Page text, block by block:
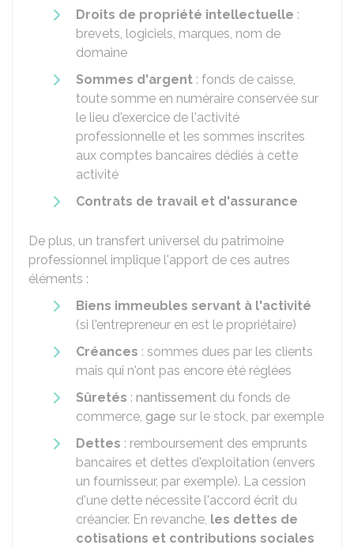
Droits de propriété intellectuelle :
brevets, logiciels, marques, nom de
domaine
Sommes d'argent : fonds de caisse,
toute somme en numéraire conservée sur
le lieu d'exercice de l'activité
professionnelle et les sommes inscrites
aux comptes bancaires dédiés à cette
activité
Contrats de travail et d'assurance
De plus, un transfert universel du patrimoine
professionnel implique l'apport de ces autres
éléments :
Biens immeubles servant à l'activité
(si l'entrepreneur en est le propriétaire)
Créances : sommes dues par les clients
mais qui n'ont pas encore été réglées
Sûretés : nantissement du fonds de
commerce, gage sur le stock, par exemple
Dettes : remboursement des emprunts
bancaires et dettes d'exploitation (envers
un fournisseur, par exemple). La cession
d'une dette nécessite l'accord écrit du
créancier. En revanche, les dettes de
cotisations et contributions sociales